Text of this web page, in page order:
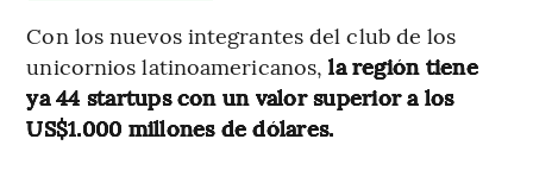
Con los nuevos integrantes del club de los
unicornios latinoamericanos,la región tiene
ya 44 startups con un valor superior a los
US$1.000 millones de dólares.